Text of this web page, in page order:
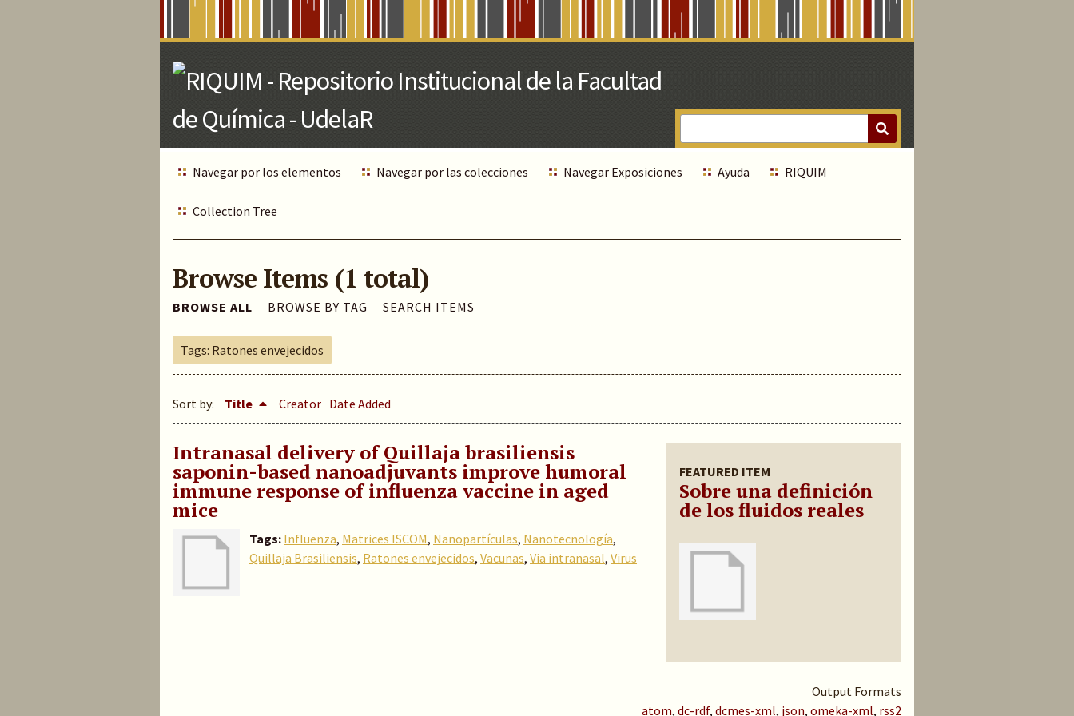
Navegar por los elementos Navegar por las colecciones Navegar Exposiciones Ayuda RIQUIM
Collection Tree
Browse Items (1 total)
BROWSE ALL BROWSE BY TAG SEARCH ITEMS
Tags: Ratones envejecidos
Sort by: Title Creator Date Added
FEATURED ITEM
Sobre una definición
de los fluidos reales
Intranasal delivery of Quillaja brasiliensis
saponin-based nanoadjuvants improve humoral
immune response of influenza vaccine in aged
mice
Tags: Influenza, Matrices ISCOM, Nanopartículas, Nanotecnología,
Quillaja Brasiliensis, Ratones envejecidos, Vacunas, Via intranasal, Virus
Output Formats
atom, dc-rdf, dcmes-xml, json, omeka-xml, rss2